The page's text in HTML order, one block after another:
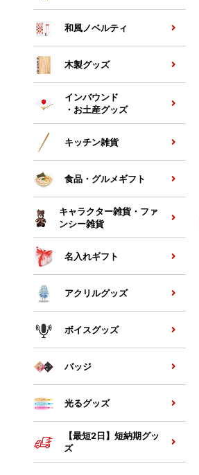
和風ノベルティ
木製グッズ
インバウンド
・お土産グッズ
キッチン雑貨
食品・グルメギフト
キャラクター雑貨・ファ
ンシー雑貨
名入れギフト
アクリルグッズ
ボイスグッズ
バッジ
光るグッズ
【最短2日】短納期グッ
ズ